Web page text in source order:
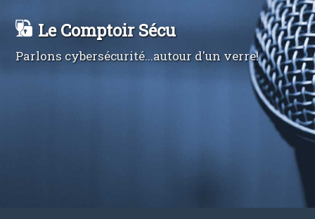
Le Comptoir Sécu
Parlons cybersécurité...autour d'un verre!